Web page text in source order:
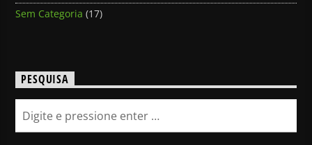
Sem Categoria (17)
PESQUISA